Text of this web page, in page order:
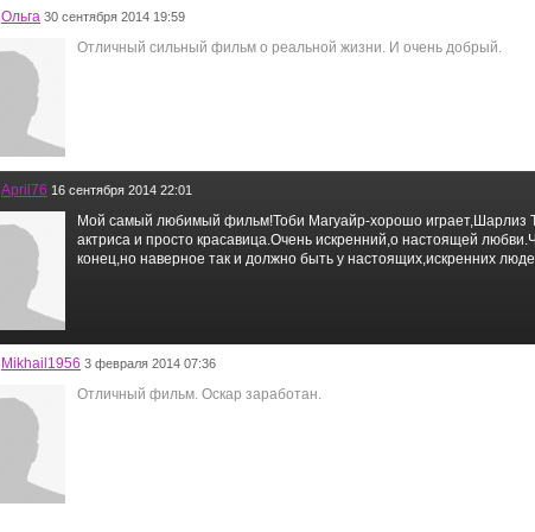
Ольга 30 сентября 2014 19:59
Отличный сильный фильм о реальной жизни. И очень добрый.
April76 16 сентября 2014 22:01
Мой самый любимый фильм!Тоби Магуайр-хорошо играет,Шарлиз
актриса и просто красавица.Очень искренний,о настоящей
конец,но наверное так и должно быть у настоящих,искренних
Mikhail1956 3 февраля 2014 07:36
Отличный фильм. Оскар заработан.